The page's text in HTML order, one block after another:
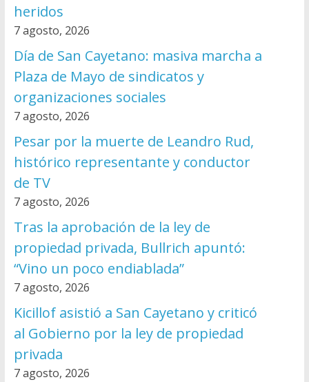
heridos
7 agosto, 2026
Día de San Cayetano: masiva marcha a
Plaza de Mayo de sindicatos y
organizaciones sociales
7 agosto, 2026
Pesar por la muerte de Leandro Rud,
histórico representante y conductor
de TV
7 agosto, 2026
Tras la aprobación de la ley de
propiedad privada, Bullrich apuntó:
“Vino un poco endiablada”
7 agosto, 2026
Kicillof asistió a San Cayetano y criticó
al Gobierno por la ley de propiedad
privada
7 agosto, 2026